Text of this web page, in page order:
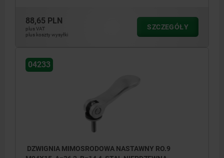
88,65 PLN
plus VAT
plus koszty wysyłki
SZCZEGÓŁY
04233
DZWIGNIA MIMOSRODOWA NASTAWNY RO.9